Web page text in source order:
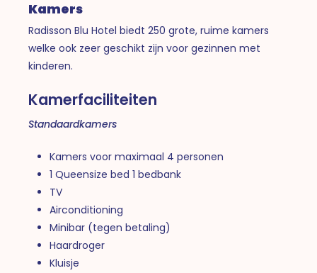
Kamers
Radisson Blu Hotel biedt 250 grote, ruime kamers
welke ook zeer geschikt zijn voor gezinnen met
kinderen.
Kamerfaciliteiten
Standaardkamers
Kamers voor maximaal 4 personen
1 Queensize bed 1 bedbank
TV
Airconditioning
Minibar (tegen betaling)
Haardroger
Kluisje